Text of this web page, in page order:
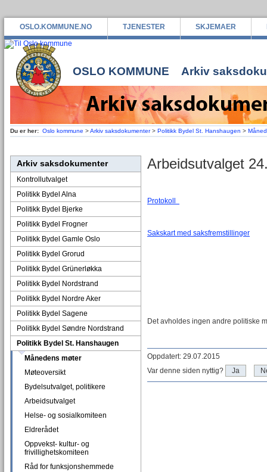
OSLO.KOMMUNE.NO TJENESTER SKJEMAER
OSLO KOMMUNE Arkiv
Du er her: Oslo kommune >Arkiv saksdokumenter> Politikk Bydel St. Hanshaugen >
Arkiv saksdokumenter
Kontrollutvalget
Politikk Bydel Alna
Politikk Bydel Bjerke
Politikk Bydel Frogner
Politikk Bydel Gamle Oslo
Politikk Bydel Grorud
Politikk Bydel Grünerløkka
Politikk Bydel Nordstrand
Politikk Bydel Nordre Aker
Politikk Bydel Sagene
Politikk Bydel Søndre Nordstrand
Politikk Bydel St. Hanshaugen
Månedens møter
Møteoversikt
Bydelsutvalget, politikere
Arbeidsutvalget
Helse- og sosialkomiteen
Eldrerådet
Oppvekst- kultur- og
frivillighetskomiteen
Råd for funksjonshemmede
Arbeidsutvalget
Protokoll
Sakskart med saksfremstillinger
Det avholdes ingen andre politiske
Oppdatert: 29.07.2015
Var denne siden nyttig?
Ja